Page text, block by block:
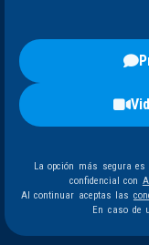
La opción más segura
confidencial con
Al continuar aceptas las
En caso de